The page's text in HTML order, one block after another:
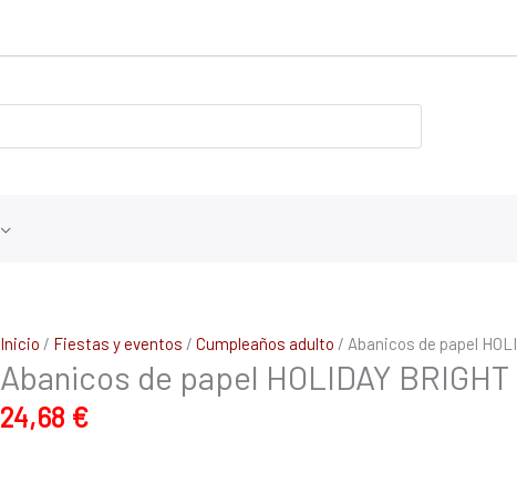
Inicio / Fiestas y eventos / Cumpleaños adulto / Abanicos de papel
Abanicos de papel HOLIDAY BRIGHT
24,68 €
Abanicos
de
papel
HOLIDAY